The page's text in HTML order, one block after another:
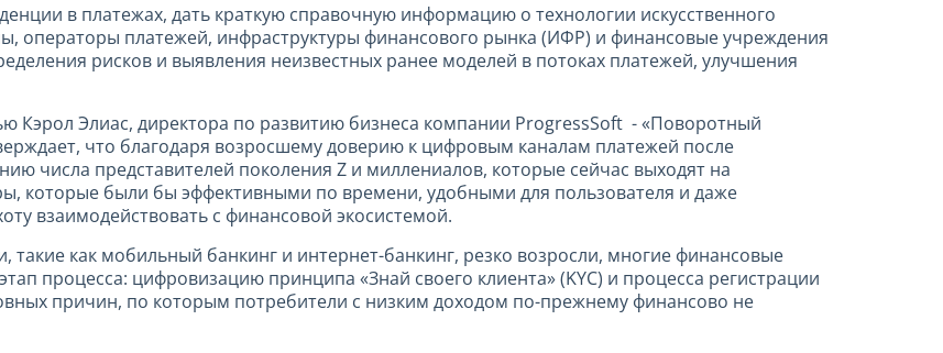
в платежах, дать краткую справочную информацию о технологии искусственного
операторы платежей, инфраструктуры финансового рынка (ИФР) и финансовые учреждения
рисков и выявления неизвестных ранее моделей в потоках платежей, улучшения
Кэрол Элиас, директора по развитию бизнеса компании ProgressSoft - «Поворотный
что благодаря возросшему доверию к цифровым каналам платежей после
числа представителей поколения Z и миллениалов, которые сейчас выходят на
которые были бы эффективными по времени, удобными для пользователя и даже
взаимодействовать с финансовой экосистемой.
как мобильный банкинг и интернет-банкинг, резко возросли, многие финансовые
процесса: цифровизацию принципа «Знай своего клиента» (KYC) и процесса регистрации
причин, по которым потребители с низким доходом по-прежнему финансово не